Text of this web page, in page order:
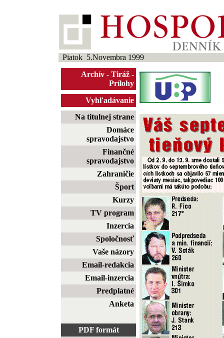
Piatok 5.Novembra 1999
Archív - Tiráž -
Prílohy
Vyhľadávanie
Na titulnej strane
Domáce
spravodajstvo
Finančné
spravodajstvo
Zahraničie
Šport
Kurzy
TV program
Inzercia
Spoločnosť
Vaše názory
Email-redakcia
Email-inzercia
Predplatné
Anketa
PDF formát